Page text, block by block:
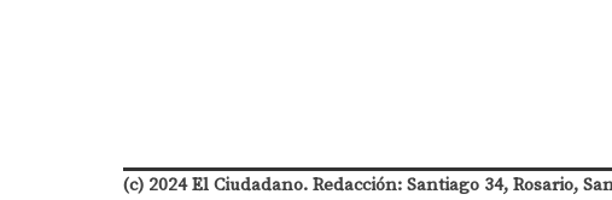
(c) 2024 El Ciudadano. Redacción: Santiago 34, Rosario,